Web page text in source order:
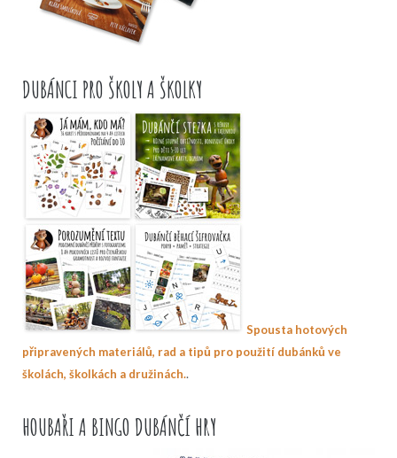
DUBÁNCI PRO ŠKOLY A ŠKOLKY
Spousta hotových
připravených materiálů, rad a tipů pro použití dubánků ve
školách, školkách a družinách..
HOUBAŘI A BINGO DUBÁNČÍ HRY